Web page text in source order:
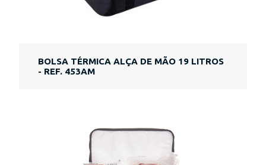
BOLSA TÉRMICA ALÇA DE MÃO 19 LITROS
- REF. 453AM